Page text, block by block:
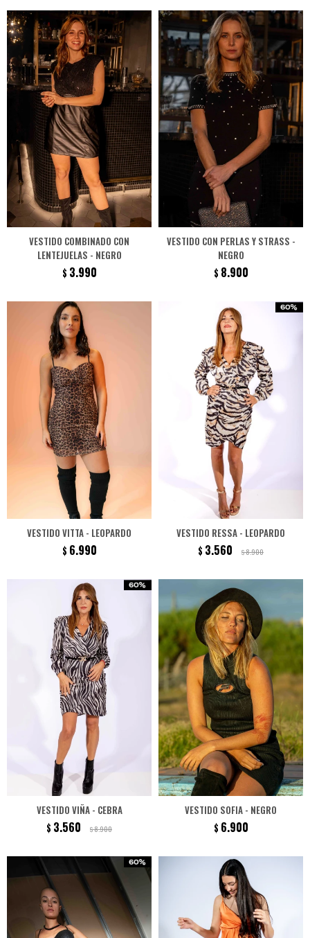
VESTIDO COMBINADO CON
LENTEJUELAS - NEGRO
$ 3.990
VESTIDO CON PERLAS Y STRASS -
NEGRO
$ 8.900
VESTIDO VITTA - LEOPARDO
$ 6.990
VESTIDO RESSA - LEOPARDO
$ 3.560 $8.900
VESTIDO VIÑA - CEBRA
$ 3.560 $8.900
VESTIDO SOFIA - NEGRO
$ 6.900